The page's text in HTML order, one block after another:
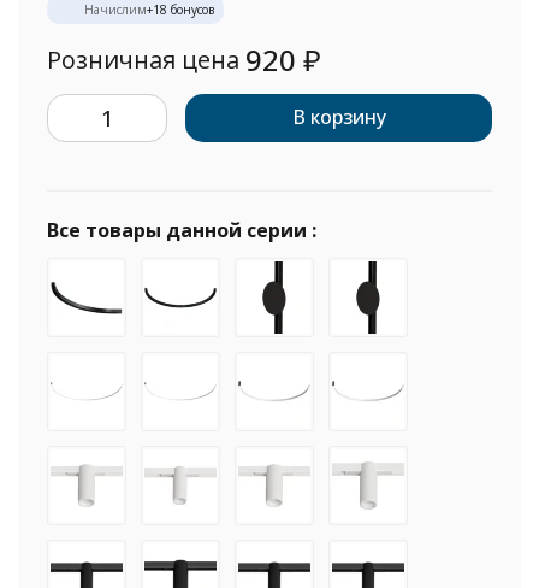
Начислим+18 бонусов
Розничная цена 920 ₽
В корзину
Все товары данной серии :